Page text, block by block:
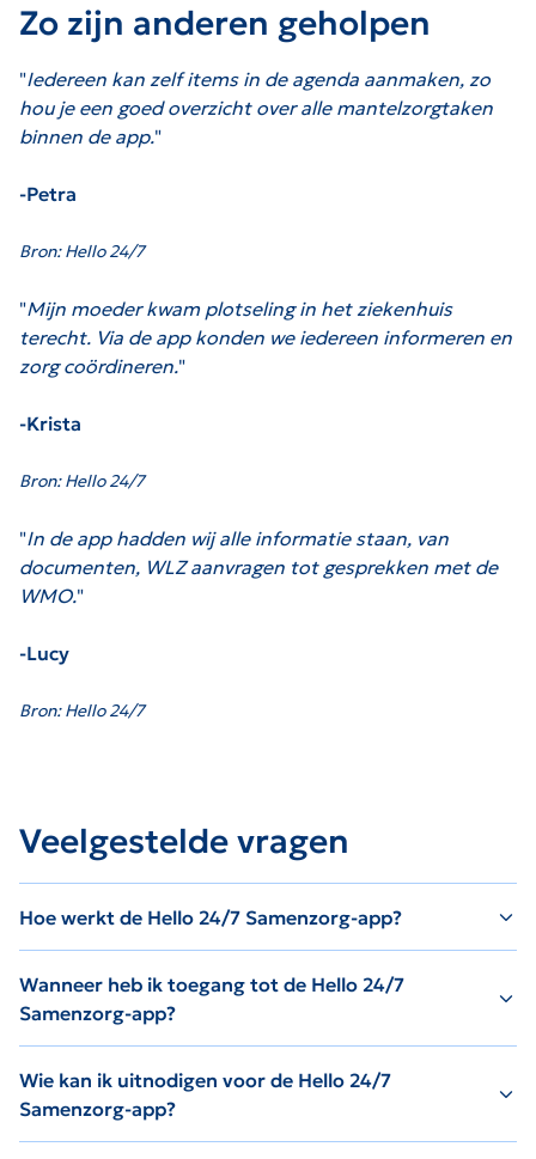
Zo zijn anderen geholpen
"Iedereen kan zelf items in de agenda aanmaken, zo
hou je een goed overzicht over alle mantelzorgtaken
binnen de app."
-Petra
Bron: Hello 24/7
"Mijn moeder kwam plotseling in het ziekenhuis
terecht. Via de app konden we iedereen informeren en
zorg coördineren."
-Krista
Bron: Hello 24/7
"In de app hadden wij alle informatie staan, van
documenten, WLZ aanvragen tot gesprekken met de
WMO."
-Lucy
Bron: Hello 24/7
Veelgestelde vragen
Hoe werkt de Hello 24/7 Samenzorg-app?
Wanneer heb ik toegang tot de Hello 24/7
Samenzorg-app?
Wie kan ik uitnodigen voor de Hello 24/7
Samenzorg-app?